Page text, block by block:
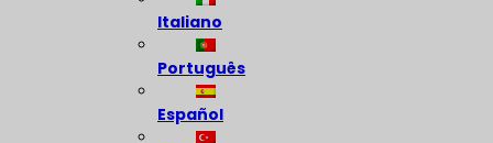
Italiano
Português
Español